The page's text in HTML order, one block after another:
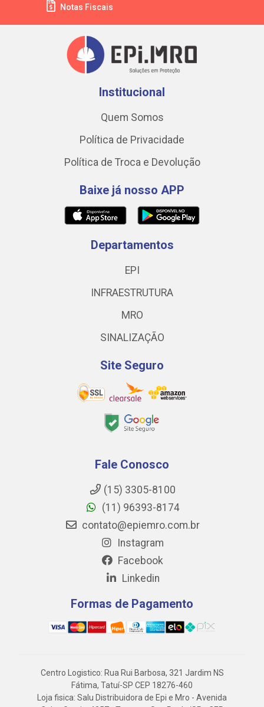
Notas Fiscais
Institucional
Quem Somos
Política de Privacidade
Política de Troca e Devolução
Baixe já nosso APP
Departamentos
EPI
INFRAESTRUTURA
MRO
SINALIZAÇÃO
Site Seguro
Fale Conosco
(15) 3305-8100
(11) 96393-8174
contato@epiemro.com.br
Instagram
Facebook
Linkedin
Formas de Pagamento
Centro Logistico: Rua Rui Barbosa, 321 Jardim NS
Fátima, Tatuí-SP CEP 18276-460
Loja fisica: Salu Distribuidora de Epi e Mro - Avenida